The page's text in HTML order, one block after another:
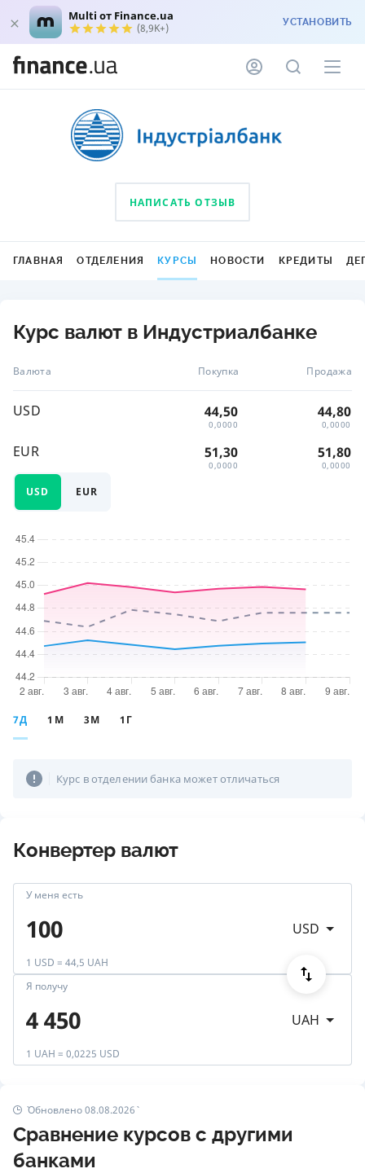
Multi от Finance.ua
(8,9K+) УСТАНОВИТЬ
НАПИСАТЬ ОТЗЫВ
ГЛАВНАЯ ОТДЕЛЕНИЯ КУРСЫ НОВОСТИ КРЕДИТЫ
Курс валют в Индустриалбанке
Валюта Покупка Продажа
USD 44,50
0,0000
44,80
0,0000
EUR 51,30
0,0000
51,80
0,0000
USD EUR
7Д 1М 3М 1Г
Курс в отделении банка может отличаться
Конвертер валют
У меня есть
1 USD = 44,5 UAH
USD
Я получу
1 UAH = 0,0225 USD
UAH
Обновлено 08.08.2026
Сравнение курсов с другими
банками